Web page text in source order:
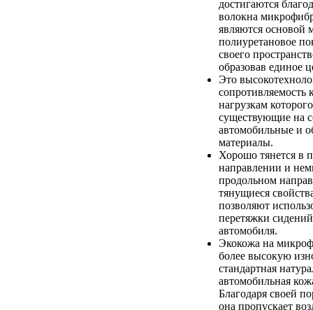
достигаются
волокна
являются основой
полиуретановое
своего
образовав единое
Это
сопротивляемость
нагрузкам
существующие на
автомобильные и
материалы.
Хорошо тянется в
направлении и
продольном
тянущиеся
позволяют
перетяжки
автомобиля.
Экокожа на
более высокую
стандартная
автомобильная
Благодаря своей
она пропускает